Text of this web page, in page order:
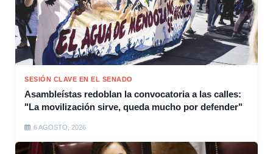
SESIÓN CLAVE EN EL SENADO
Asambleístas redoblan la convocatoria a las calles:
"La movilización sirve, queda mucho por defender"
6 AGOSTO, 2026